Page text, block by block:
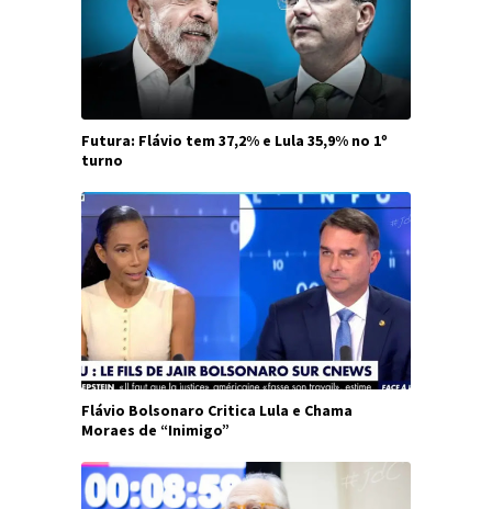
Futura: Flávio tem 37,2% e Lula 35,9% no 1º
turno
Flávio Bolsonaro Critica Lula e Chama
Moraes de “Inimigo”